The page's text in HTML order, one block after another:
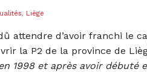
, Liège
attendre d’avoir franchi le
la P2 de la province de
1998 et après avoir débuté